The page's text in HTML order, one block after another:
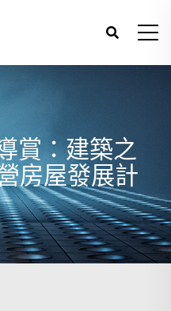
賞：建築之
房屋發展計